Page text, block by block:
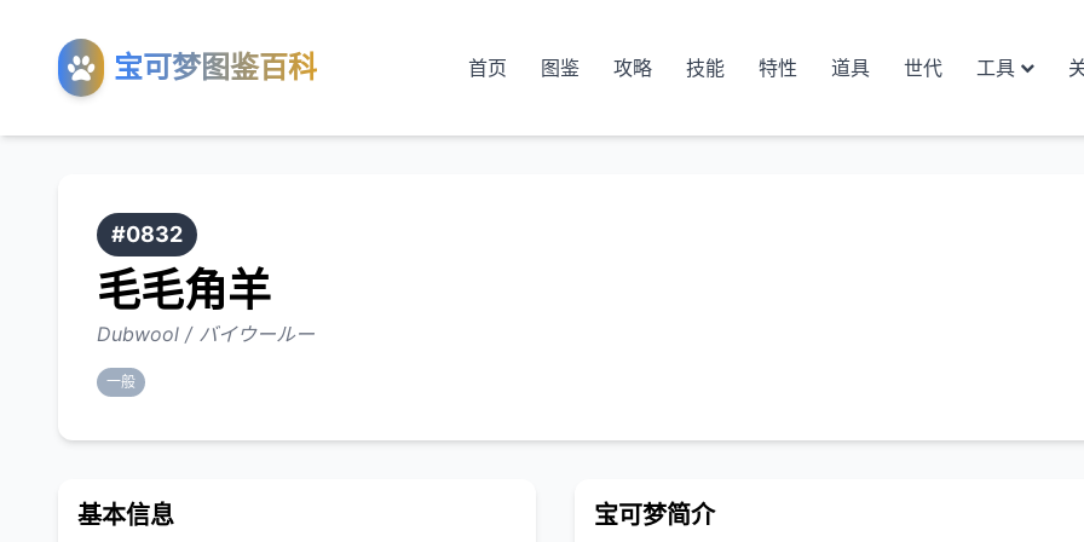
宝可梦图鉴百科 首页 图鉴 攻略 技能 特性 道具 世代 工具
#0832
毛毛角羊
Dubwool / バイウールー
一般
基本信息 宝可梦简介